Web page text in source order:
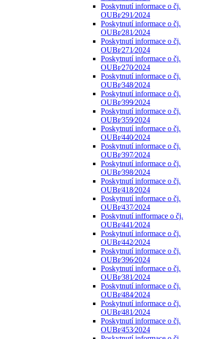
Poskytnutí informace o čj.
OUBr⁄291⁄2024
Poskytnutí informace o čj.
OUBr⁄281⁄2024
Poskytnutí informace o čj.
OUBr⁄271⁄2024
Poskytnutí informace o čj.
OUBr⁄270⁄2024
Poskytnutí informace o čj.
OUBr⁄348⁄2024
Poskytnutí informace o čj.
OUBr⁄399⁄2024
Poskytnutí informace o čj.
OUBr⁄359⁄2024
Poskytnutí informace o čj.
OUBr⁄440⁄2024
Poskytnutí informace o čj.
OUBr⁄397⁄2024
Poskytnutí informace o čj.
OUBr⁄398⁄2024
Poskytnutí informace o čj.
OUBr⁄418⁄2024
Poskytnutí informace o čj.
OUBr⁄437⁄2024
Poskytnutí infformace o čj.
OUBr⁄441⁄2024
Poskytnutí informace o čj.
OUBr⁄442⁄2024
Poskytnutí informace o čj.
OUBr⁄396⁄2024
Poskytnutí informace o čj.
OUBr⁄381⁄2024
Poskytnutí informace o čj.
OUBr⁄484⁄2024
Poskytnutí informace o čj.
OUBr⁄481⁄2024
Poskytnutí informace o čj.
OUBr⁄453⁄2024